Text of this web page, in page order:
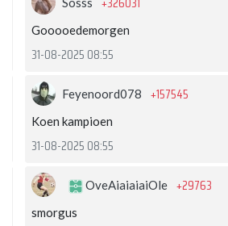
Gooooedemorgen
31-08-2025 08:55
Feyenoord078 +157545
Koen kampioen
31-08-2025 08:55
OveAiaiaiaiOle +29763
smorgus